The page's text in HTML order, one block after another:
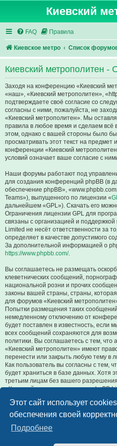
Этот сайт использует
обеспечения своей
Подробнее
Киевский
FAQ Правила
Киевское метро Список
Киевский метрополитен -
Заходя на конференцию «Киевский
«наш», «Киевский метрополитен»,
подтверждаете своё согласие со
согласны с ними, пожалуйста, не
«Киевский метрополитен». Мы
правила в любое время и сделаем всё
этом, однако с вашей стороны было
просматривать этот текст на предмет
конференции «Киевский
условий означает ваше согласие с
Наши форумы работают под
для создания конференций phpBB (в
обеспечение phpBB»,
Teams»), выпущенного по лицензии «
дальнейшем «GPL»). Скачать его
Ограничения лицензии GPL для
связаны с организацией и
Limited не несёт ответственности за
определяет в качестве допустимого
За дополнительной информацией о
https://www.phpbb.com/.
Вы соглашаетесь не размещать
клеветнических сообщений,
национальной розни и прочих
законы вашей страны, страны, которая
для форумов «Киевский
Попытки размещения таких
немедленному отключению от
будет поставлен в известность, если
всех сообщений сохраняются для
политики. Вы соглашаетесь с тем,
«Киевский метрополитен» имеют
перенести или закрыть любую тему в
Как пользователь вы согласны с тем,
будет храниться в базе данных. Хотя
третьим лицам без вашего
«Киевский метрополитен», ни phpBB
за действия хакеров, которые могут
доступу к ней.
Киевское метро